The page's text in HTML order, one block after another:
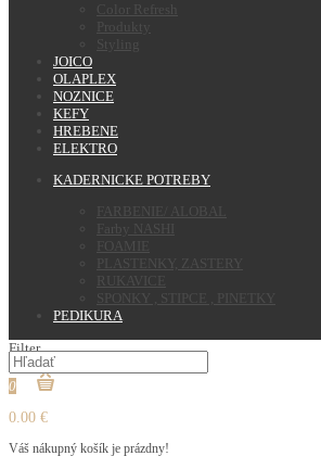
Color Refresh
Produkty
Styling
JOICO
OLAPLEX
NOZNICE
KEFY
HREBENE
ELEKTRO
KADERNICKE POTREBY
FARBENIE/ ALOBAL
Farby NASHI
FOAMIE
PLASTENKY, ZASTERY
RUKAVICE
SPONKY , STIPCE , PINETKY
PEDIKURA
Filter
0
0.00 €
Váš nákupný košík je prázdny!